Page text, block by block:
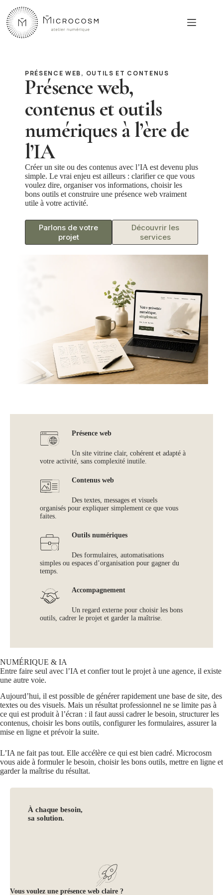
contenu
PRÉSENCE WEB, OUTILS ET CONTENUS
Présence web,
contenus et outils
numériques à l’ère de
l’IA
Créer un site ou des contenus avec l’IA est devenu plus
simple. Le vrai enjeu est ailleurs : clarifier ce que vous
voulez dire, organiser vos informations, choisir les
bons outils et construire une présence web vraiment
utile à votre activité.
Parlons de votre
projet
Découvrir les
services
Présence web
Un site vitrine clair, cohérent et adapté à
votre activité, sans complexité inutile.
Contenus web
Des textes, messages et visuels
organisés pour expliquer simplement ce que vous
faites.
Outils numériques
Des formulaires, automatisations
simples ou espaces d’organisation pour gagner du
temps.
Accompagnement
Un regard externe pour choisir les bons
outils, cadrer le projet et garder la maîtrise.
NUMÉRIQUE & IA
Entre faire seul avec l’IA et confier tout le projet à une agence, il existe
une autre voie.
Aujourd’hui, il est possible de générer rapidement une base de site, des
textes ou des visuels. Mais un résultat professionnel ne se limite pas à
ce qui est produit à l’écran : il faut aussi cadrer le besoin, structurer les
contenus, choisir les bons outils, configurer les formulaires, assurer la
mise en ligne et prévoir la suite.
L’IA ne fait pas tout. Elle accélère ce qui est bien cadré. Microcosm
vous aide à formuler le besoin, choisir les bons outils, mettre en ligne et
garder la maîtrise du résultat.
À chaque besoin,
sa solution.
Vous voulez une présence web claire ?